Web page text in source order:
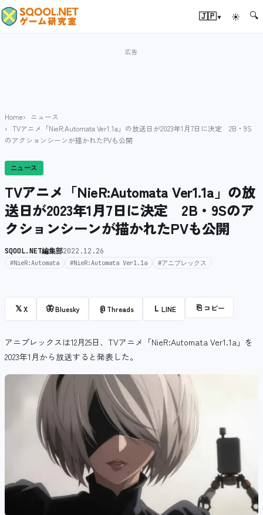
🇯🇵▾ ☀ 🔍
Home
ニュース
TVアニメ「NieR:Automata Ver1.1a」の放送日が2023年1月7日に決定 2B・9S
のアクションシーンが描かれたPVも公開
ニュース
TVアニメ「NieR:Automata Ver1.1a」の放
送日が2023年1月7日に決定 2B・9Sのア
クションシーンが描かれたPVも公開
SQOOL.NET編集部2022.12.26
#NieR:Automata #NieR:Automata Ver1.1a #アニプレックス
𝕏X 🦋Bluesky @ Threads L LINE ⎘ コピー
アニプレックスは12月25日、TVアニメ「NieR:Automata Ver1.1a」を
2023年1月から放送すると発表した。